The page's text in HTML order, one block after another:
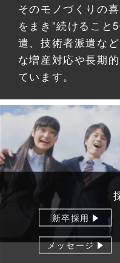
そのモノづくりの
をまき”続けること
遣、技術者派遣な
な増産対応や長期
ています。
新卒採用
メッセージ